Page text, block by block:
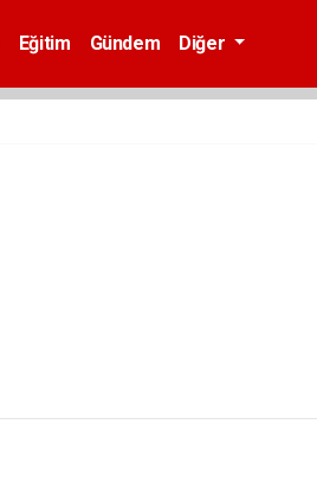
Eğitim Gündem Diğer